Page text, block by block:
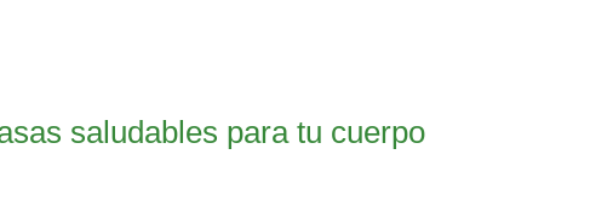
saludables para tu cuerpo